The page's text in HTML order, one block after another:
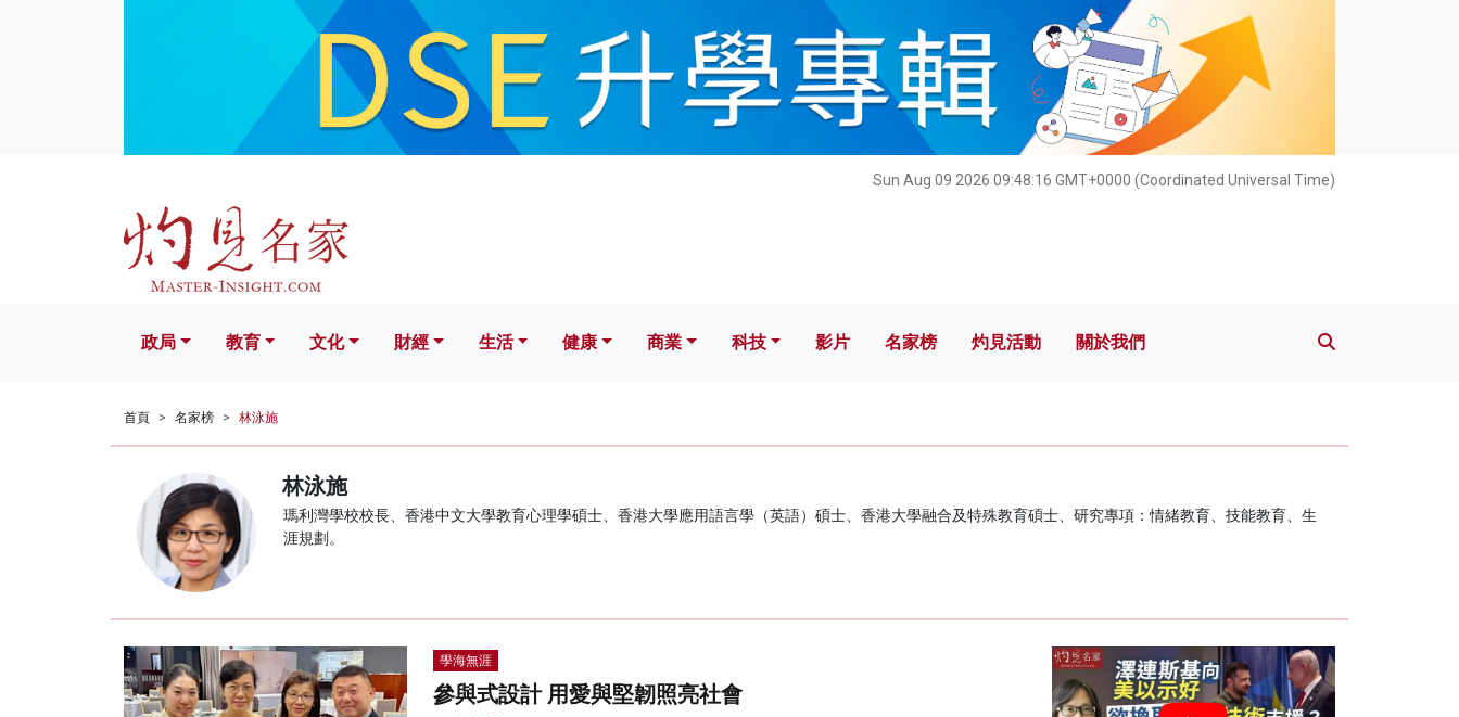
Sun Aug 09 2026 09:48:18 GMT+0000 (Coordinated Universal Time)
文化 財經 生活 健康 科技 影片 名家榜 灼見活動 關於我們
政局 教育 文化 財經 生活 健康 商業 科技 影片 名家榜 灼見活動 關於我們
首頁 名家榜 林泳施
林泳施
瑪利灣學校校長、香港中文大學教育心理學碩士、香港大學應用語言學（英語）碩士、香港大學融合及特殊教育碩士、研究專項：情緒教育、技能教育、生
涯規劃。
學海無涯
參與式設計 用愛與堅韌照亮社會